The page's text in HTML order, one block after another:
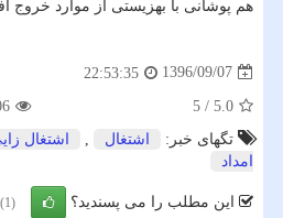
هم پوشانی با بهزیستی از موارد خروج
1396/09/07
22:53:35
5.0
/
5
تگهای خبر:
اشتغال , اشتغال
امداد
این مطلب را می پسندید؟ (1)